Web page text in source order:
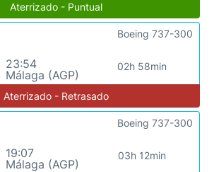
Aterrizado - Puntual
23:54
Málaga (AGP)
02h 58min
Boeing 737-300
Aterrizado - Retrasado
19:07
Málaga (AGP)
03h 12min
Boeing 737-300